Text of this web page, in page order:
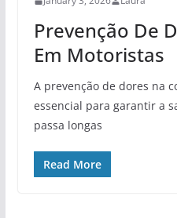
Prevenção De
Em Motoristas
A prevenção de dores na
essencial para garantir a
passa longas
Read More